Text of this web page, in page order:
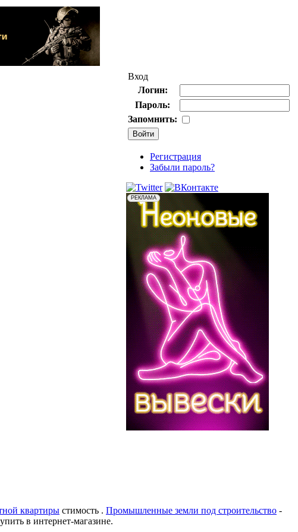
Вход
Логин:
Пароль:
Запомнить:
Регистрация
Забыли пароль?
квартиры стимость . Промышленные земли под строительство -
в интернет-магазине.